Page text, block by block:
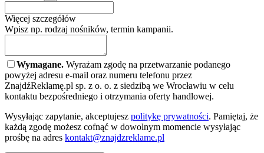
Więcej szczegółów
Wpisz np. rodzaj nośników, termin kampanii.
Wymagane. Wyrażam zgodę na przetwarzanie podanego
powyżej adresu e-mail oraz numeru telefonu przez
ZnajdźReklamę.pl sp. z o. o. z siedzibą we Wrocławiu w celu
kontaktu bezpośredniego i otrzymania oferty handlowej.
Wysyłając zapytanie, akceptujesz politykę prywatności. Pamiętaj, że
każdą zgodę możesz cofnąć w dowolnym momencie wysyłając
prośbę na adres kontakt@znajdzreklame.pl